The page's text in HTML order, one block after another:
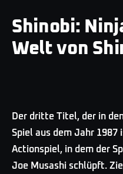
Shinobi:
Welt von
Der dritte Titel, der in
Spiel aus dem Jahr 1987
Actionspiel, in dem der
Joe Musashi schlüpft.